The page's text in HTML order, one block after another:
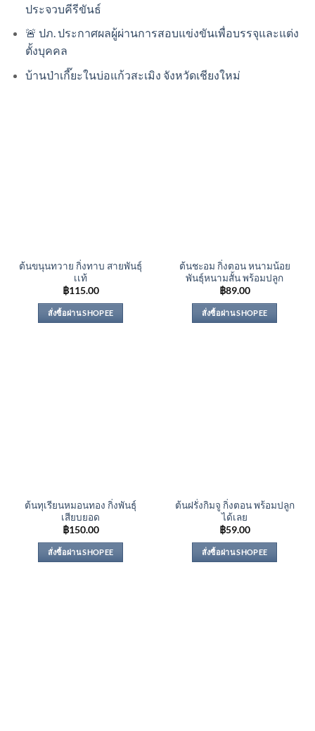
ประจวบคีรีขันธ์
🚨 ปภ. ประกาศผลผู้ผ่านการสอบแข่งขันเพื่อบรรจุและแต่ง
ตั้งบุคคล
บ้านป่าเกี๊ยะในบ่อแก้วสะเมิง จังหวัดเชียงใหม่
ต้นขนุนทวาย กิ่งทาบ สายพันธุ์
เเท้
฿115.00
สั่งซื้อผ่าน SHOPEE
ต้นชะอม กิ่งตอน หนามน้อย
พันธุ์หนามสั้น พร้อมปลูก
฿89.00
สั่งซื้อผ่าน SHOPEE
ต้นทุเรียนหมอนทอง กิ่งพันธุ์
เสียบยอด
฿150.00
สั่งซื้อผ่าน SHOPEE
ต้นฝรั่งกิมจู กิ่งตอน พร้อมปลูก
ได้เลย
฿59.00
สั่งซื้อผ่าน SHOPEE